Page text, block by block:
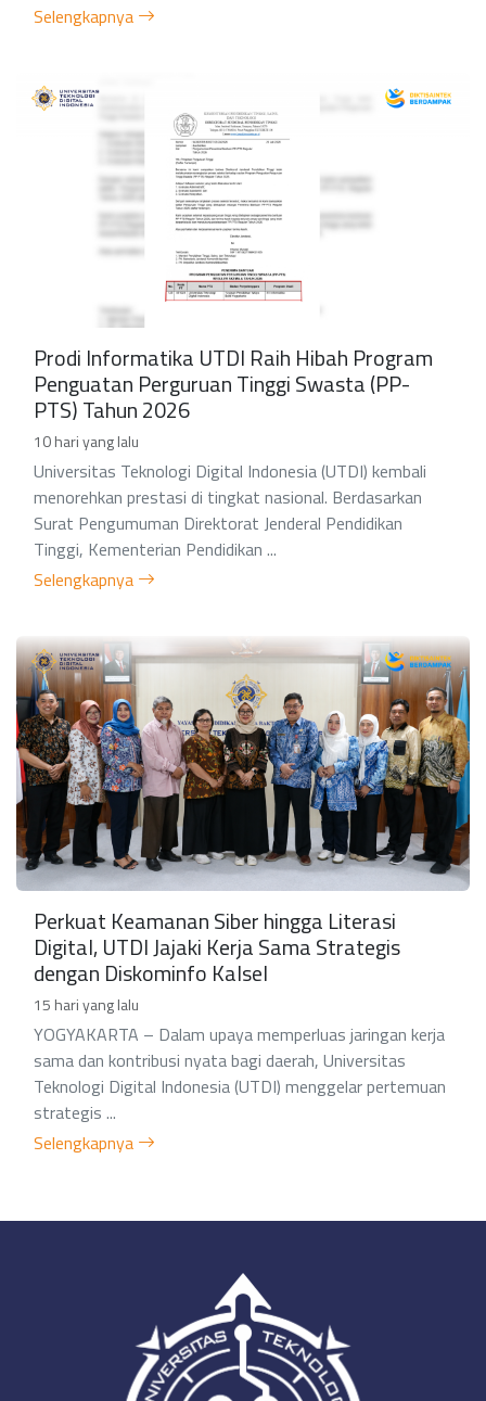
Selengkapnya
Prodi Informatika UTDI Raih Hibah Program
Penguatan Perguruan Tinggi Swasta (PP-
PTS) Tahun 2026
10 hari yang lalu
Universitas Teknologi Digital Indonesia (UTDI) kembali
menorehkan prestasi di tingkat nasional. Berdasarkan
Surat Pengumuman Direktorat Jenderal Pendidikan
Tinggi, Kementerian Pendidikan ...
Selengkapnya
Perkuat Keamanan Siber hingga Literasi
Digital, UTDI Jajaki Kerja Sama Strategis
dengan Diskominfo Kalsel
15 hari yang lalu
YOGYAKARTA – Dalam upaya memperluas jaringan kerja
sama dan kontribusi nyata bagi daerah, Universitas
Teknologi Digital Indonesia (UTDI) menggelar pertemuan
strategis ...
Selengkapnya